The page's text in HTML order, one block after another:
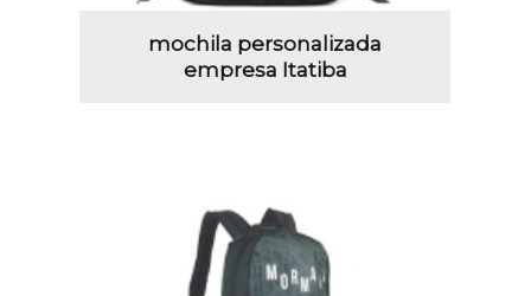
mochila personalizada
empresa Itatiba